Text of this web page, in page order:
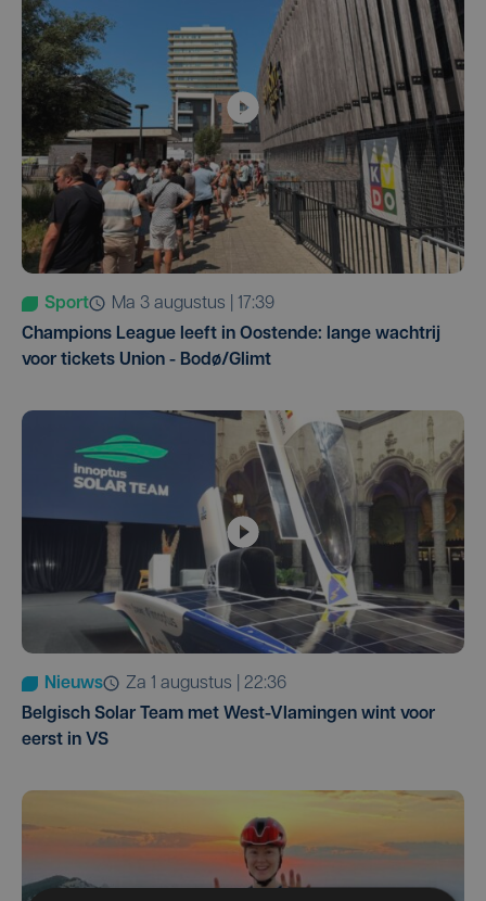
Sport
ma 3 augustus | 17:39
Champions League leeft in Oostende: lange wachtrij
voor tickets Union - Bodø/Glimt
Nieuws
za 1 augustus | 22:36
Belgisch Solar Team met West-Vlamingen wint voor
eerst in VS